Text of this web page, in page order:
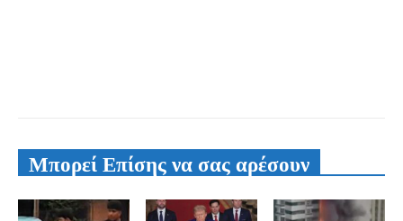
Μπορεί Επίσης να σας αρέσουν